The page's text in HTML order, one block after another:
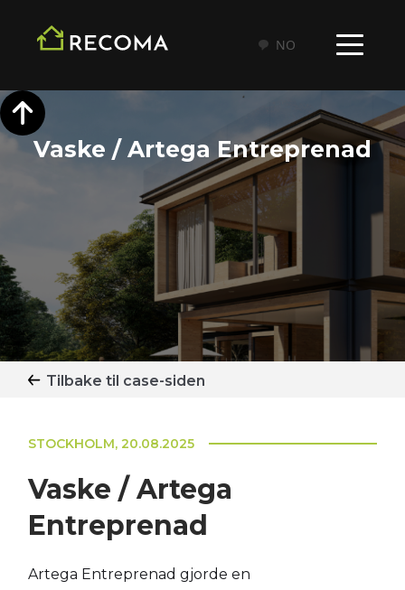
NO
Vaske / Artega Entreprenad
Tilbake til case-siden
STOCKHOLM, 20.08.2025
Vaske / Artega
Entreprenad
Artega Entreprenad gjorde en